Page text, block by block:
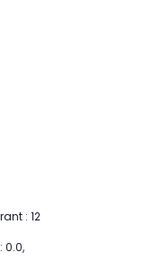
: 12
0.0,